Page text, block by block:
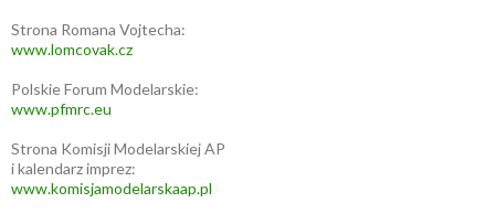
Strona Romana Vojtecha:
www.lomcovak.cz
Polskie Forum Modelarskie:
www.pfmrc.eu
Strona Komisji Modelarskiej AP
i kalendarz imprez:
www.komisjamodelarskaap.pl